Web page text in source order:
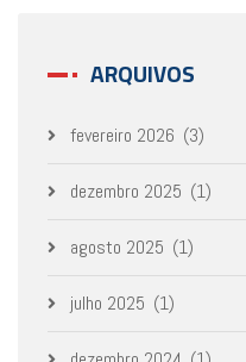
ARQUIVOS
fevereiro 2026 (3)
dezembro 2025 (1)
agosto 2025 (1)
julho 2025 (1)